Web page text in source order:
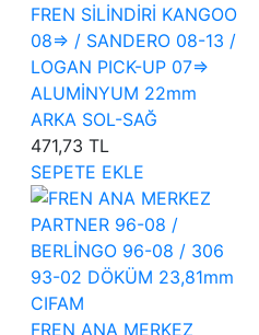
FREN SİLİNDİRİ KANGOO
08=> / SANDERO 08-13 /
LOGAN PICK-UP 07=>
ALUMİNYUM 22mm
ARKA SOL-SAĞ
471,73 TL
SEPETE EKLE
CIFAM
FREN ANA MERKEZ